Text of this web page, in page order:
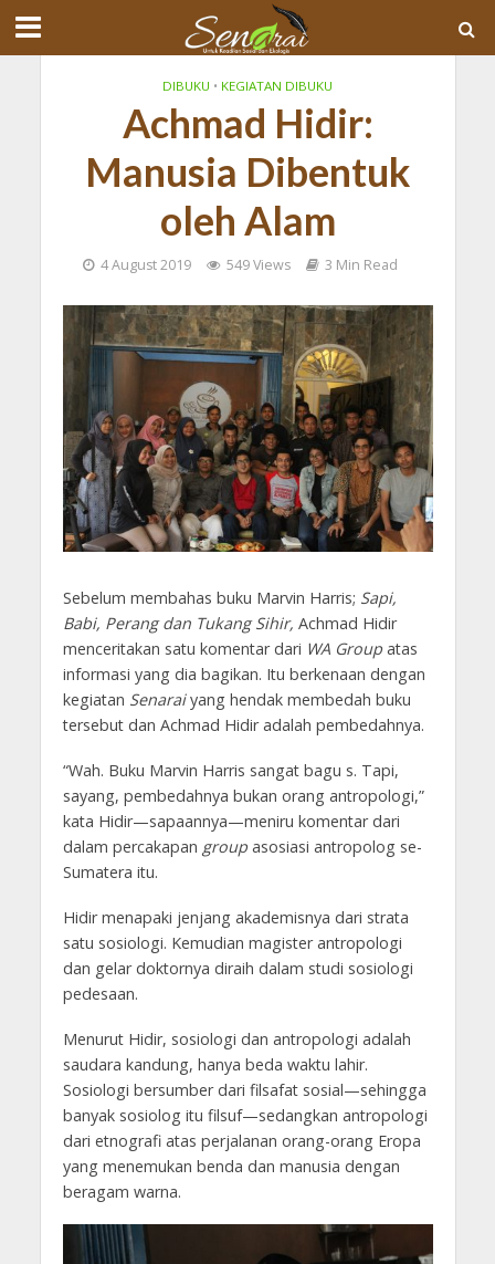
DIBUKU • KEGIATAN DIBUKU
Achmad Hidir:
Manusia Dibentuk
oleh Alam
4 August 2019 549 Views 3 Min Read
Sebelum membahas buku Marvin Harris; Sapi,
Babi, Perang dan Tukang Sihir, Achmad Hidir
menceritakan satu komentar dari WA Groupatas
informasi yang dia bagikan. Itu berkenaan dengan
kegiatan Senaraiyang hendak membedah buku
tersebut dan Achmad Hidir adalah pembedahnya.
“Wah. Buku Marvin Harris sangat bagu s. Tapi,
sayang, pembedahnya bukan orang antropologi,”
kata Hidir—sapaannya—meniru komentar dari
dalam percakapan groupasosiasi antropolog se-
Sumatera itu.
Hidir menapaki jenjang akademisnya dari strata
satu sosiologi. Kemudian magister antropologi
dan gelar doktornya diraih dalam studi sosiologi
pedesaan.
Menurut Hidir, sosiologi dan antropologi adalah
saudara kandung, hanya beda waktu lahir.
Sosiologi bersumber dari filsafat sosial—sehingga
banyak sosiolog itu filsuf—sedangkan antropologi
dari etnografi atas perjalanan orang-orang Eropa
yang menemukan benda dan manusia dengan
beragam warna.